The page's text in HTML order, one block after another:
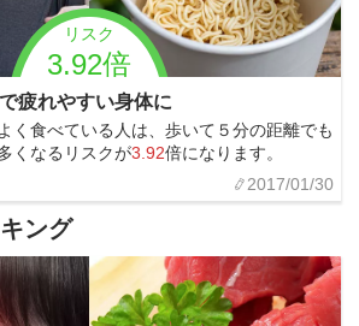
リスク
3.92倍
疲れやすい身体に
く食べている人は、歩いて５分の距離でも
くなるリスクが3.92倍になります。
2017/01/30
ング